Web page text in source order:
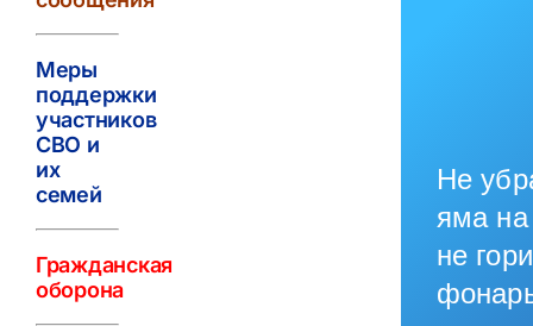
Меры
поддержки
участников
СВО и
их
семей
Гражданская
оборона
Не
яма на
не